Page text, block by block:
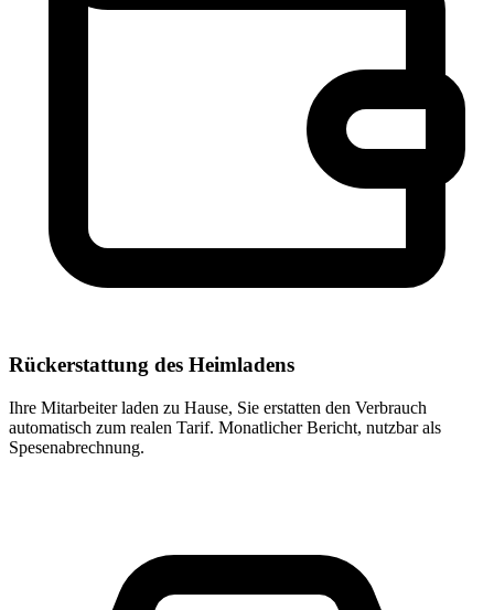
Rückerstattung des Heimladens
Ihre Mitarbeiter laden zu Hause, Sie erstatten den Verbrauch
automatisch zum realen Tarif. Monatlicher Bericht, nutzbar als
Spesenabrechnung.